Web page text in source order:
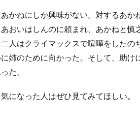
かねにしか興味がない。対するあか
あおいはしんのに頼まれ、あかねと慎
人はクライマックスで喧嘩をしたの
姉のために向かった。 そして、助け
た。
になった人はぜひ見てみてほしい。